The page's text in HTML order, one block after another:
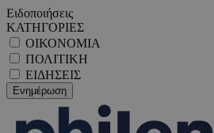
Ειδοποιήσεις
ΚΑΤΗΓΟΡΙΕΣ
ΟΙΚΟΝΟΜΙΑ
ΠΟΛΙΤΙΚΗ
ΕΙΔΗΣΕΙΣ